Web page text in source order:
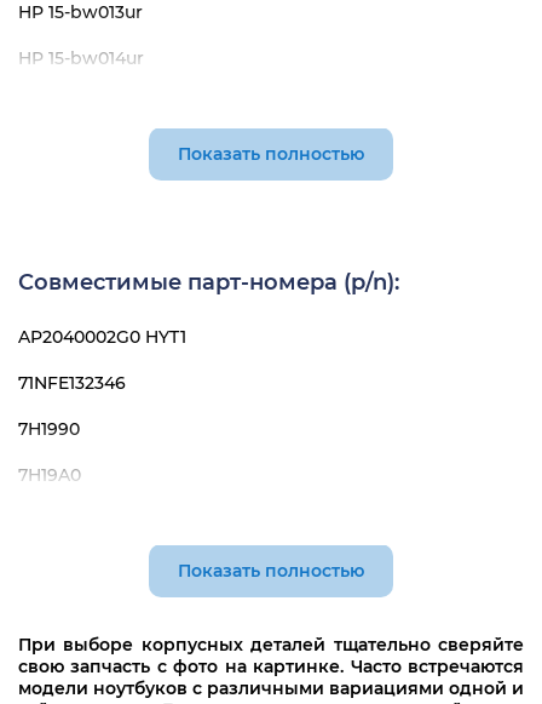
HP 15-bw013ur
HP 15-bw014ur
HP 15-bw019ur
HP 15-bw020ur
HP 15-bw021ur
HP 15-bw022ur
HP 15-bw023ur
HP 15-bw028ur
Показать полностью
Совместимые парт-номера (p/n):
AP2040002G0 HYT1
71NFE132346
7H1990
7H19A0
Показать полностью
При выборе корпусных деталей тщательно сверяйте
свою запчасть с фото на картинке. Часто встречаются
модели ноутбуков с различными вариациями одной и